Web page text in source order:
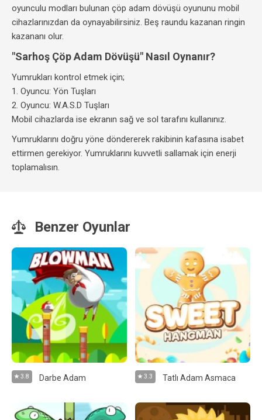
oyunculu modları bulunan çöp adam dövüşü oyununu mobil
cihazlarınızdan da oynayabilirsiniz. Beş raundu kazanan ringin
kazananı olur.
"Sarhoş Çöp Adam Dövüşü" Nasıl Oynanır?
Yumrukları kontrol etmek için;
1. Oyuncu: Yön Tuşları
2. Oyuncu: W.A.S.D Tuşları
Mobil cihazlarda ise ekranın sağ ve sol tarafını kullanınız.
Yumruklarını doğru yöne döndererek rakibinin kafasına isabet
ettirmen gerekiyor. Yumruklarını kuvvetli sallamak için enerji
toplamalısın.
Benzer Oyunlar
3.8 Darbe Adam 3.3 Tatlı Adam Asmaca